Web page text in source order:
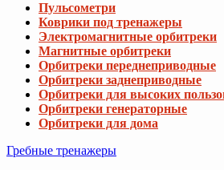
Пульсометри
Коврики под тренажеры
Электромагнитные орбитреки
Магнитные орбитреки
Орбитреки переднеприводные
Орбитреки заднеприводные
Орбитреки для высоких
Орбитреки генераторные
Орбитреки для дома
Гребные тренажеры